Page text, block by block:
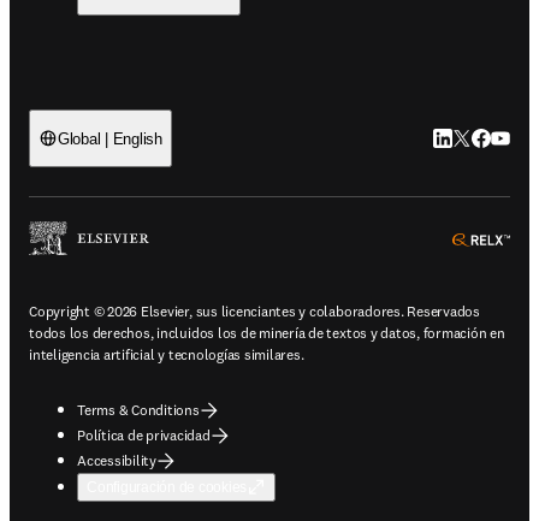
Global | English LinkedIn se
Twitter se
Copyright © 2026 Elsevier, sus licenciantes y colaboradores. Reservados
todos los derechos, incluidos los de minería de textos y datos, formación en
inteligencia artificial y tecnologías similares.
Terms & Conditions
Política de privacidad
Accessibility